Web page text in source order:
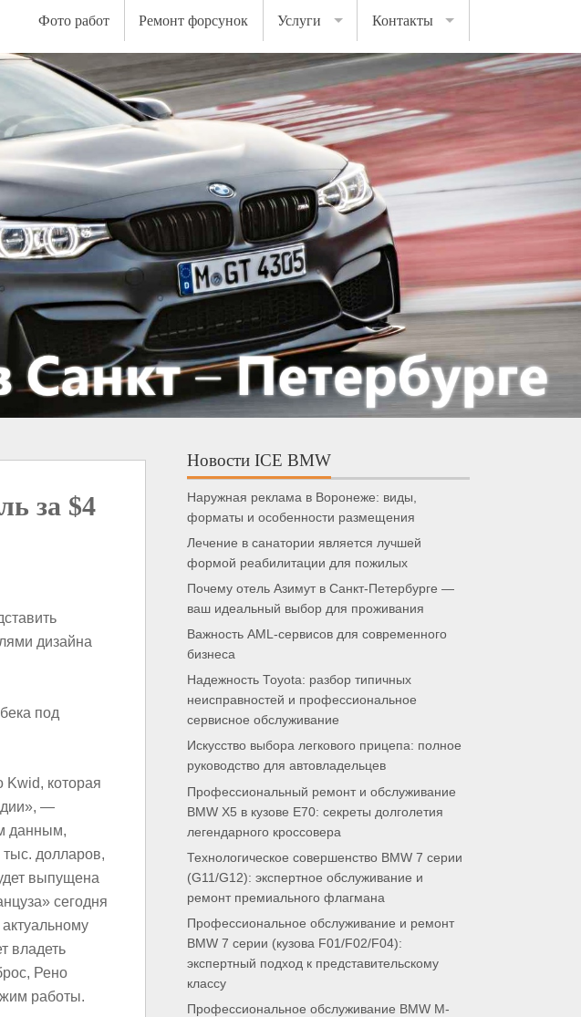
Фото работ Ремонт форсунок Услуги Контакты
за $4
дизайна
под
Kwid, которая
—
данным,
тыс. долларов,
выпущена
сегодня
владеть
Рено
работы.
Новости ICE BMW
Наружная реклама в Воронеже: виды,
форматы и особенности размещения
Лечение в санатории является лучшей
формой реабилитации для пожилых
Почему отель Азимут в Санкт-Петербурге —
ваш идеальный выбор для проживания
Важность AML-сервисов для современного
бизнеса
Надежность Toyota: разбор типичных
неисправностей и профессиональное
сервисное обслуживание
Искусство выбора легкового прицепа: полное
руководство для автовладельцев
Профессиональный ремонт и обслуживание
BMW X5 в кузове E70: секреты долголетия
легендарного кроссовера
Технологическое совершенство BMW 7 серии
(G11/G12): экспертное обслуживание и
ремонт премиального флагмана
Профессиональное обслуживание и ремонт
BMW 7 серии (кузова F01/F02/F04):
экспертный подход к представительскому
классу
Профессиональное обслуживание BMW M-